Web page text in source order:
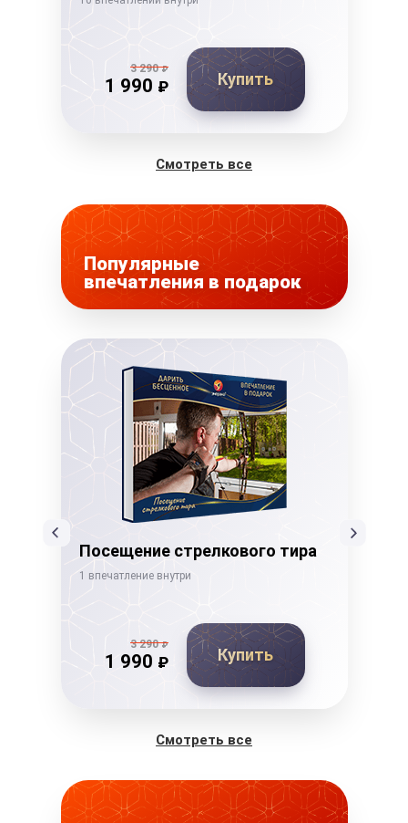
3 290₽
1 990 ₽ Купить
Смотреть все
Популярные
впечатления в подарок
Посещение стрелкового тира
1 впечатление внутри
3 290₽
1 990 ₽ Купить
Смотреть все